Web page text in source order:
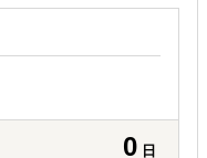
0 日